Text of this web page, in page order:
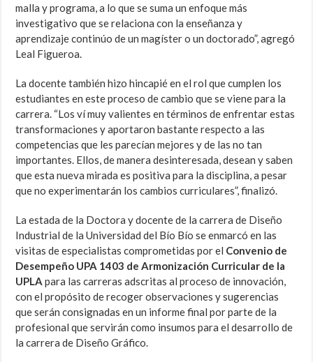
malla y programa, a lo que se suma un enfoque más
investigativo que se relaciona con la enseñanza y
aprendizaje continúo de un magíster o un doctorado”, agregó
Leal Figueroa.
La docente también hizo hincapié en el rol que cumplen los
estudiantes en este proceso de cambio que se viene para la
carrera. “Los ví muy valientes en términos de enfrentar estas
transformaciones y aportaron bastante respecto a las
competencias que les parecían mejores y de las no tan
importantes. Ellos, de manera desinteresada, desean y saben
que esta nueva mirada es positiva para la disciplina, a pesar
que no experimentarán los cambios curriculares”, finalizó.
La estada de la Doctora y docente de la carrera de Diseño
Industrial de la Universidad del Bío Bío se enmarcó en las
visitas de especialistas comprometidas por el Convenio de
Desempeño UPA 1403 de Armonización Curricular de la
UPLA para las carreras adscritas al proceso de innovación,
con el propósito de recoger observaciones y sugerencias
que serán consignadas en un informe final por parte de la
profesional que servirán como insumos para el desarrollo de
la carrera de Diseño Gráfico.